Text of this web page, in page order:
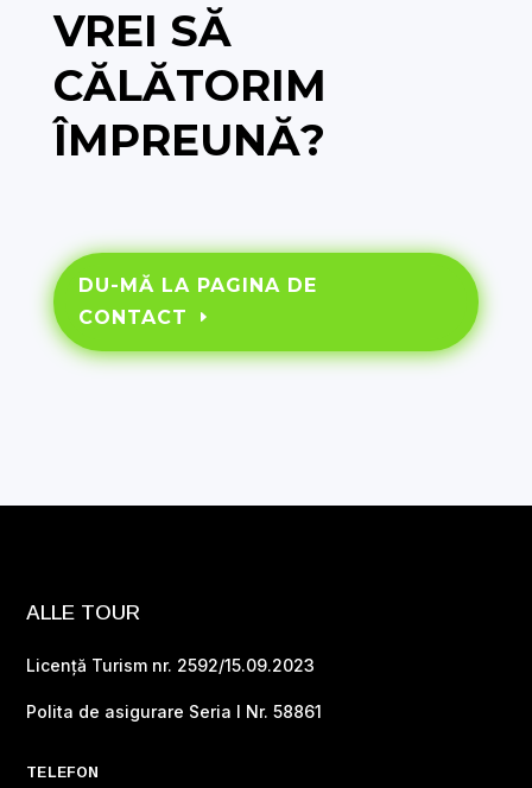
VREI SĂ
CĂLĂTORIM
ÎMPREUNĂ?
DU-MĂ LA PAGINA DE
CONTACT
ALLE TOUR
Licență Turism nr. 2592/15.09.2023
Polita de asigurare Seria I Nr. 58861
TELEFON